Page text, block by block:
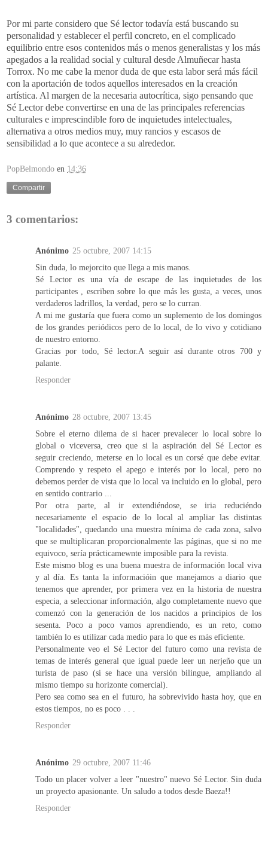
Por mi parte considero que Sé lector todavía está buscando su
personalidad y establecer el perfil concreto, en el complicado
equilibrio entre esos contenidos más o menos generalistas y los más
apegados a la realidad social y cultural desde Almuñecar hasta
Torrox. No me cabe la menor duda de que esta labor será más fácil
con la aportación de todos aquellos interesados en la creación
artística. Al margen de la necesaria autocrítica, sigo pensando que
Sé Lector debe convertirse en una de las principales referencias
culturales e imprescindible foro de inquietudes intelectuales,
alternativa a otros medios muy, muy rancios y escasos de
sensibilidad a lo que acontece a su alrededor.
PopBelmondo en 14:36
Compartir
3 comentarios:
Anónimo 25 octubre, 2007 14:15
Sin duda, lo mejorcito que llega a mis manos.
Sé Lector es una vía de escape de las inquietudes de los
participantes , escriben sobre lo que más les gusta, a veces, unos
verdaderos ladrillos, la verdad, pero se lo curran.
A mi me gustaría que fuera como un suplemento de los domingos
de los grandes periódicos pero de lo local, de lo vivo y cotidiano
de nuestro entorno.
Gracias por todo, Sé lector.A seguir así durante otros 700 y
palante.
Responder
Anónimo 28 octubre, 2007 13:45
Sobre el eterno dilema de si hacer prevalecer lo local sobre lo
global o viceversa, creo que si la aspiración del Sé Lector es
seguir creciendo, meterse en lo local es un corsé que debe evitar.
Comprendo y respeto el apego e interés por lo local, pero no
debemos perder de vista que lo local va incluido en lo global, pero
en sentido contrario ...
Por otra parte, al ir extendiéndose, se iria reduciéndo
necesariamente el espacio de lo local al ampliar las distintas
"localidades", quedando una muestra mínima de cada zona, salvo
que se multiplicaran proporcionalmente las páginas, que si no me
equivoco, sería prácticamewnte imposible para la revista.
Este mismo blog es una buena muestra de información local viva
y al día. Es tanta la informacióin que manejamos a diario que
tenemos que aprender, por primera vez en la historia de nuestra
especia, a seleccionar información, algo completamente nuevo que
comenzó con la generación de los nacidos a principios de los
sesenta. Poco a poco vamos aprendiendo, es un reto, como
también lo es utilizar cada medio para lo que es más eficiente.
Personalmente veo el Sé Lector del futuro como una revista de
temas de interés general que igual puede leer un nerjeño que un
turista de paso (si se hace una versión bilingue, ampliando al
mismo tiempo su horizonte comercial).
Pero sea como sea en el futuro, ha sobrevivido hasta hoy, que en
estos tiempos, no es poco . . .
Responder
Anónimo 29 octubre, 2007 11:46
Todo un placer volver a leer "nuestro" nuevo Sé Lector. Sin duda
un proyecto apasionante. Un saludo a todos desde Baeza!!
Responder